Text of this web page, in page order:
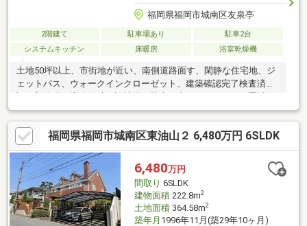
福岡県福岡市城南区友泉亭
2階建て 駐車場あり
駐車2台
システムキッチン
床暖房 浴室乾燥機
土地50坪以上、市街地が近い、南側道路面す、閑静な住宅地、ジ
ェットバス、ウォークインクローゼット、建築確認完了検査済
上、スーパー 徒歩10分以内、システムキッチン、浴室乾燥機、陽
当り良好、全居室収納、駅まで平坦、角地、整形地、シャワー付
洗面化粧台、対面式キッチン、バリアフリー、トイレ２ヶ所、２
階建、南面バルコニー、複層ガラス、オートバス、温水洗浄便
座、南庭、床下収納、浴室に窓、吹抜け、ＴＶモニタ付インター
ホン、都市近郊、通風良好、全居室フローリング、南西向き、パ
ントリー（食器・食品の収納庫）、全居室６畳以上、シューズイ
ンクローク、全室２面採光
福岡県福岡市城南区東油山２ 6,480万円 6SLDK
6,480万円
間取り 6SLDK
建物面積222.8m2
土地面積364.58m2
築年月 1996年11月(築29年10ヶ月)